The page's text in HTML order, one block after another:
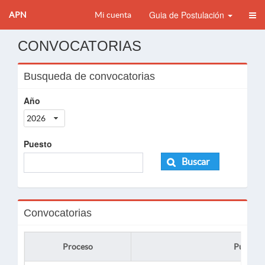
APN Mi cuenta Guia de Postulación
CONVOCATORIAS
Busqueda de convocatorias
Año
2026
Puesto
Buscar
Convocatorias
Proceso Puesto